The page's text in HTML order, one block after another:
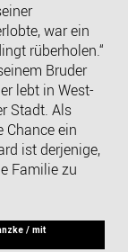
war ein
rüberholen.“
Bruder
lebt in West-
Stadt. Als
Chance ein
ist derjenige,
Familie zu
/ mit